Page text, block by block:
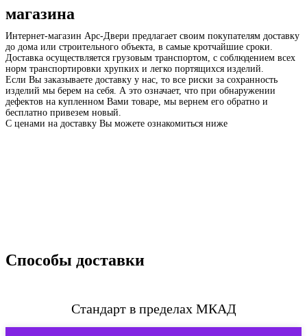
магазина
Интернет-магазин Арс-Двери предлагает своим покупателям доставку
до дома или строительного объекта, в самые кротчайшие сроки.
Доставка осуществляется грузовым транспортом, с соблюдением всех
норм транспортировки хрупких и легко портящихся изделий.
Если Вы заказываете доставку у нас, то все риски за сохранность
изделий мы берем на себя. А это означает, что при обнаружении
дефектов на купленном Вами товаре, мы вернем его обратно и
бесплатно привезем новый.
С ценами на доставку Вы можете ознакомиться ниже
Способы доставки
Стандарт в пределах МКАД